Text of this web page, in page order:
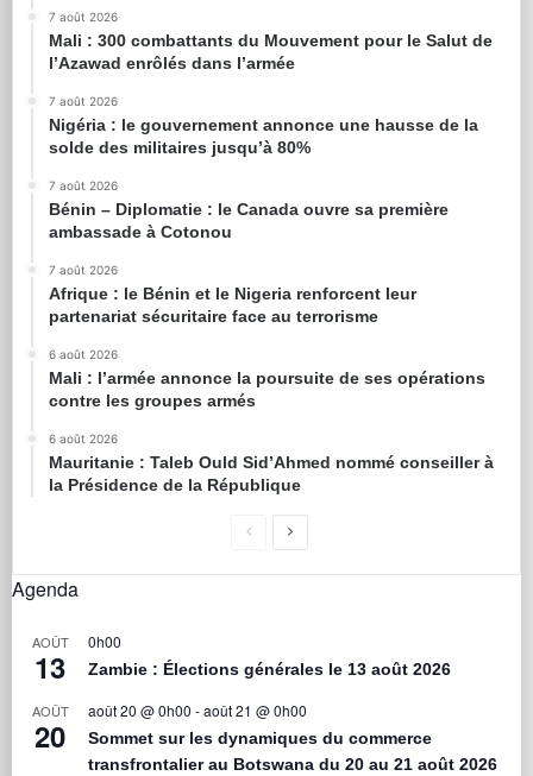
7 août 2026
Mali : 300 combattants du Mouvement pour le Salut de
l’Azawad enrôlés dans l’armée
7 août 2026
Nigéria : le gouvernement annonce une hausse de la
solde des militaires jusqu’à 80%
7 août 2026
Bénin – Diplomatie : le Canada ouvre sa première
ambassade à Cotonou
7 août 2026
Afrique : le Bénin et le Nigeria renforcent leur
partenariat sécuritaire face au terrorisme
6 août 2026
Mali : l’armée annonce la poursuite de ses opérations
contre les groupes armés
6 août 2026
Mauritanie : Taleb Ould Sid’Ahmed nommé conseiller à
la Présidence de la République
Agenda
AOÛT
13
0h00
Zambie : Élections générales le 13 août 2026
AOÛT
20
août 20 @ 0h00 -août 21 @ 0h00
Sommet sur les dynamiques du commerce
transfrontalier au Botswana du 20 au 21 août 2026